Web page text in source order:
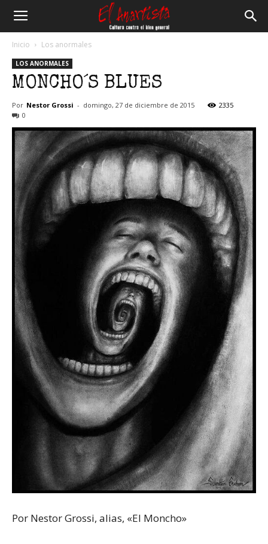
Anartista
Inicio Los anormales
LOS ANORMALES
MONCHO´S BLUES
Por Nestor Grossi - domingo, 27 de diciembre de 2015
2335
0
Por Nestor Grossi, alias, «El Moncho»